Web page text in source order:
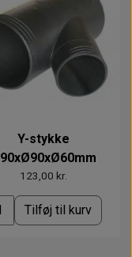
Y-stykke
123,00 kr.
Tilføj til kurv